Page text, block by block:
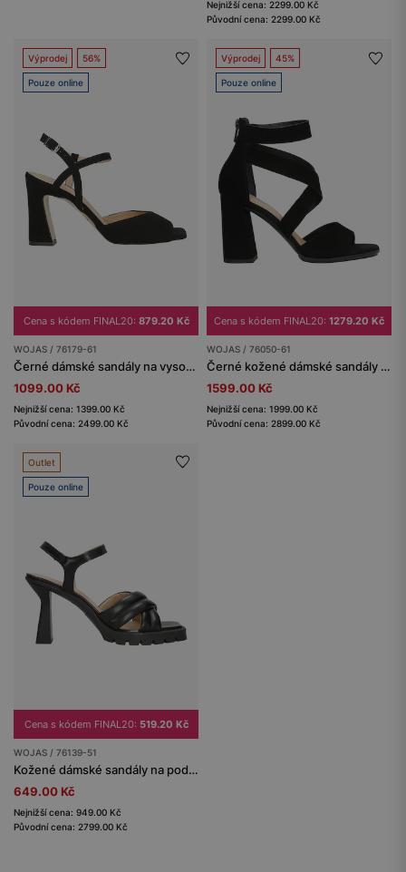
Nejnižší cena: 2299.00 Kč
Původní cena: 2299.00 Kč
Výprodej 56%
Pouze online
Cena s kódem FINAL20: 879.20 Kč
WOJAS / 76179-61
Černé dámské sandály na vysokém podpatku
1099.00 Kč
Nejnižší cena: 1399.00 Kč
Původní cena: 2499.00 Kč
Výprodej 45%
Pouze online
Cena s kódem FINAL20: 1279.20 Kč
WOJAS / 76050-61
Černé kožené dámské sandály na podpatku v elegantním stylu
1599.00 Kč
Nejnižší cena: 1999.00 Kč
Původní cena: 2899.00 Kč
Outlet
Pouze online
Cena s kódem FINAL20: 519.20 Kč
WOJAS / 76139-51
Kožené dámské sandály na podpatku v černé barvě
649.00 Kč
Nejnižší cena: 949.00 Kč
Původní cena: 2799.00 Kč